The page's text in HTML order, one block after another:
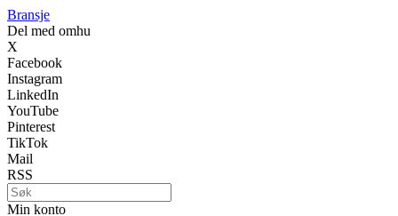
Bransje
Del med omhu
X
Facebook
Instagram
LinkedIn
YouTube
Pinterest
TikTok
Mail
RSS
Min konto